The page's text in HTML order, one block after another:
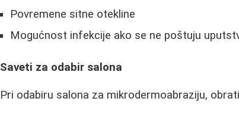
Povremene sitne otekline
Mogućnost infekcije ako se ne poštuju
Saveti za odabir salona
Pri odabiru salona za mikrodermoabraziju,